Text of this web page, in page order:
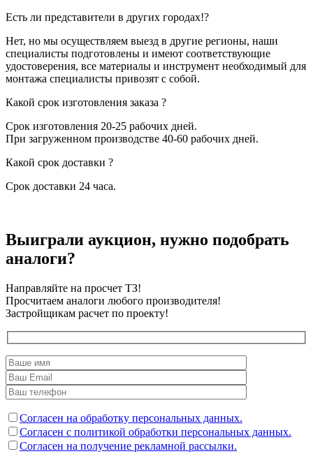
Есть ли представители в других городах!?
Нет, но мы осуществляем выезд в другие регионы, наши
специалисты подготовлены и имеют соответствующие
удостоверения, все материалы и инструмент необходимый для
монтажа специалисты привозят с собой.
Какой срок изготовления заказа ?
Срок изготовления 20-25 рабочих дней.
При загруженном производстве 40-60 рабочих дней.
Какой срок доставки ?
Срок доставки 24 часа.
Выиграли аукцион, нужно подобрать
аналоги?
Направляйте на просчет ТЗ!
Просчитаем аналоги любого производителя!
Застройщикам расчет по проекту!
Согласен на обработку персональных данных.
Согласен с политикой обработки персональных данных.
Согласен на получение рекламной рассылки.